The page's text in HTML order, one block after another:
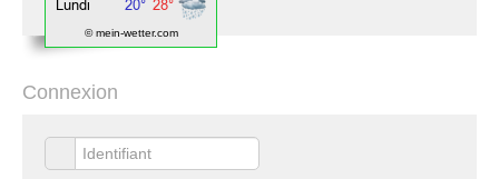
© mein-wetter.com
Connexion